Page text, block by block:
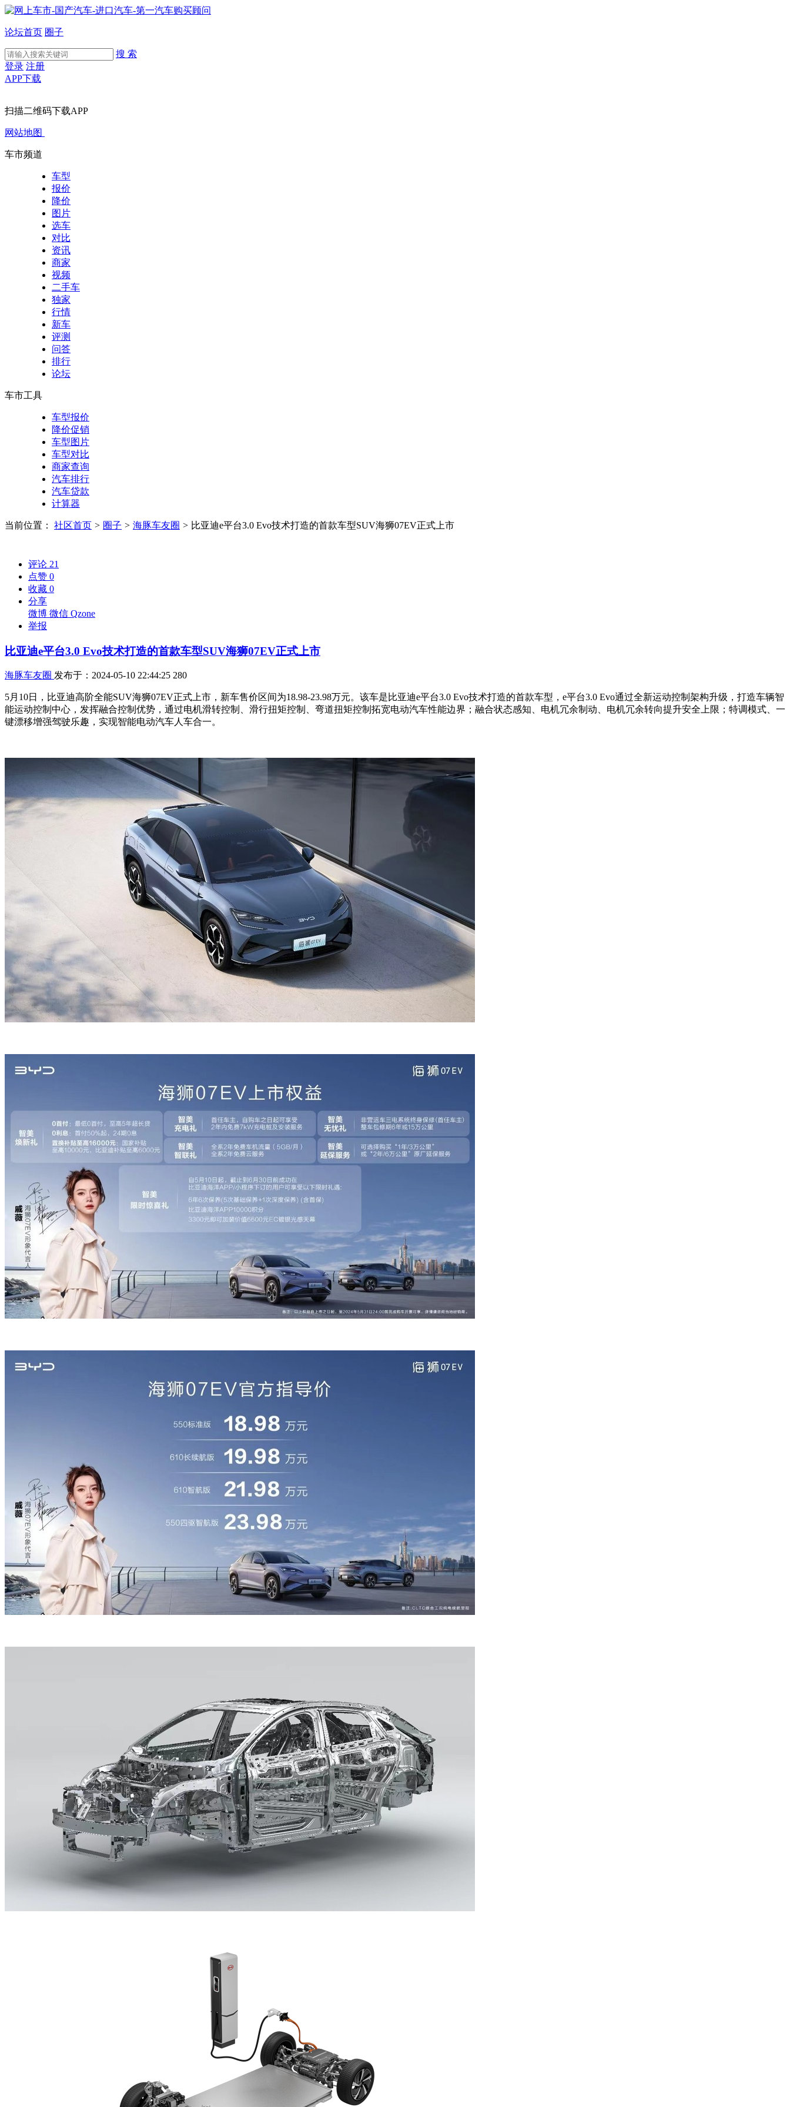
论坛首页 圈子
搜 索
登录 注册
APP下载
扫描二维码下载APP
网站地图
车市频道
车型
报价
降价
图片
选车
对比
资讯
商家
视频
二手车
独家
行情
新车
评测
问答
排行
论坛
车市工具
车型报价
降价促销
车型图片
车型对比
商家查询
汽车排行
汽车贷款
计算器
当前位置： 社区首页 > 圈子 > 海豚车友圈 > 比亚迪e平台3.0 Evo技术打造的首款车型SUV海狮07EV正式上市
评论 21
点赞 0
收藏 0
分享
微博 微信 Qzone
举报
比亚迪e平台3.0 Evo技术打造的首款车型SUV海狮07EV正式上市
海豚车友圈 发布于：2024-05-10 22:44:25 280
5月10日，比亚迪高阶全能SUV海狮07EV正式上市，新车售价区间为18.98-23.98万元。该车是比亚迪e平台3.0 Evo技术打造的首款车型，e平台3.0 Evo通过全新运动控制架构升级，打造车辆智
能运动控制中心，发挥融合控制优势，通过电机滑转控制、滑行扭矩控制、弯道扭矩控制拓宽电动汽车性能边界；融合状态感知、电机冗余制动、电机冗余转向提升安全上限；特调模式、一
键漂移增强驾驶乐趣，实现智能电动汽车人车合一。